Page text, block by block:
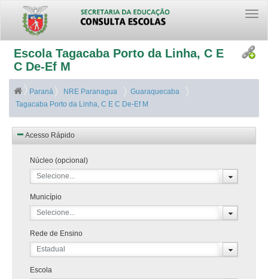
Escola Tagacaba Porto da Linha, C E
C De-Ef M
Paraná NRE Paranagua
Guaraquecaba
Tagacaba Porto da Linha, C E C De-Ef M
Acesso Rápido
Núcleo (opcional)
Selecione...
Município
Selecione...
Rede de Ensino
Estadual
Escola